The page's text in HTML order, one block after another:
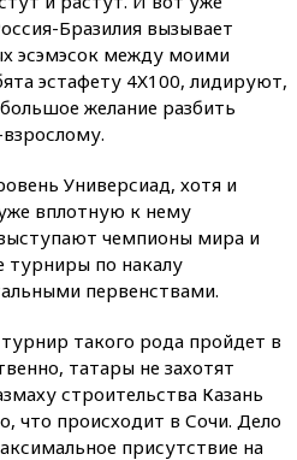
Бразилия вызывает
эсэмэсок между моими
эстафету 4Х100, лидируют,
желание разбить
Универсиад, хотя и
вплотную к нему
чемпионы мира и
турниры по накалу
первенствами.
такого рода пройдет в
татары не захотят
строительства Казань
что происходит в Сочи. Дело
присутствие на